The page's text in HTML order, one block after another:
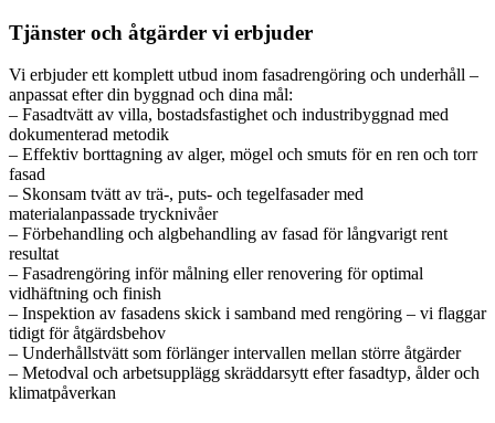
Tjänster och åtgärder vi erbjuder
Vi erbjuder ett komplett utbud inom fasadrengöring och underhåll –
anpassat efter din byggnad och dina mål:
– Fasadtvätt av villa, bostadsfastighet och industribyggnad med
dokumenterad metodik
– Effektiv borttagning av alger, mögel och smuts för en ren och torr
fasad
– Skonsam tvätt av trä-, puts- och tegelfasader med
materialanpassade trycknivåer
– Förbehandling och algbehandling av fasad för långvarigt rent
resultat
– Fasadrengöring inför målning eller renovering för optimal
vidhäftning och finish
– Inspektion av fasadens skick i samband med rengöring – vi flaggar
tidigt för åtgärdsbehov
– Underhållstvätt som förlänger intervallen mellan större åtgärder
– Metodval och arbetsupplägg skräddarsytt efter fasadtyp, ålder och
klimatpåverkan